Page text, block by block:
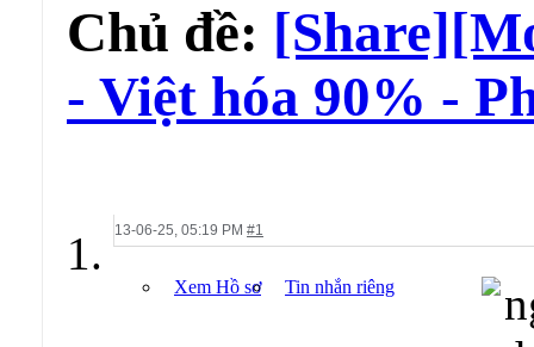
Chủ đề:
- Việt hóa 90% -
13-06-25, 05:19 PM #1
Xem Hồ sơ Tin nhắn riêng